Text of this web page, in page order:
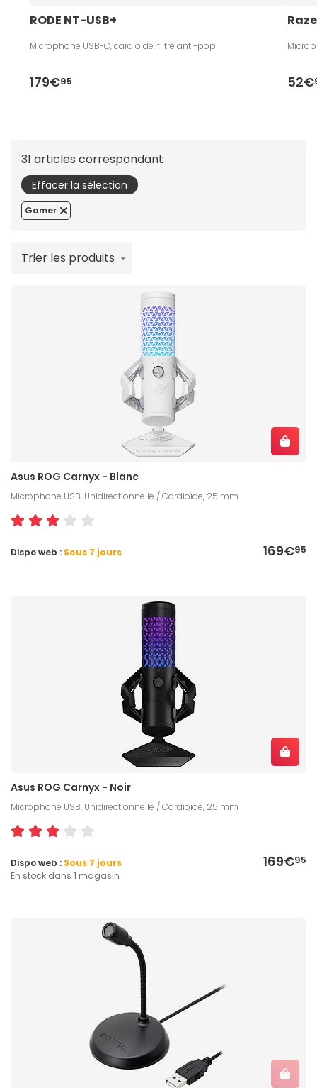
RODE NT-USB+
Microphone USB-C, cardioïde, filtre anti-pop
179€95 52€
31 articles correspondant
Effacer la sélection
Gamer
Trier les produits
Asus ROG Carnyx - Blanc
Microphone USB, Unidirectionnelle / Cardioïde, 25 mm
169€95
Dispo web : Sous 7 jours
Asus ROG Carnyx - Noir
Microphone USB, Unidirectionnelle / Cardioïde, 25 mm
169€95
Dispo web : Sous 7 jours
En stock dans 1 magasin